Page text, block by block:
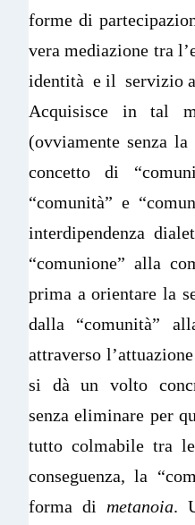
forme di
vera mediazione tra
identità e il servizio
Acquisisce in tal
(ovviamente senza
concetto di
“comunità” e
interdipendenza
“comunione” alla
prima a orientare la
dalla “comunità”
attraverso
si dà un volto
senza eliminare per
tutto colmabile tra
conseguenza, la
forma di metanoia.